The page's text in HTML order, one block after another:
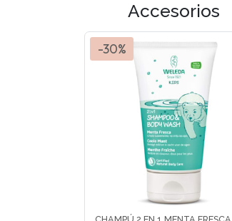
Accesorios
-30%